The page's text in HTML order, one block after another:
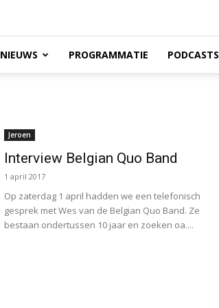
NIEUWS PROGRAMMATIE PODCASTS
Jeroen
Interview Belgian Quo Band
1 april 2017
Op zaterdag 1 april hadden we een telefonisch
gesprek met Wes van de Belgian Quo Band. Ze
bestaan ondertussen 10 jaar en zoeken oa....